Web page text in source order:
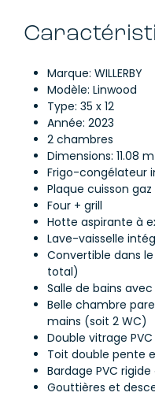
Marque: WILLERBY
Modèle: Linwood
Type: 35 x 12
Année: 2023
2 chambres
Dimensions: 11.08
Frigo-congélateur
Plaque cuisson gaz
Four + grill
Hotte aspirante à
Lave-vaisselle
Convertible dans
total)
Salle de bains avec
Belle chambre
mains (soit 2 WC)
Double vitrage
Toit double pente
Bardage PVC
Gouttières et